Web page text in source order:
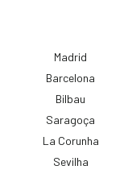
Madrid
Barcelona
Bilbau
Saragoça
La Corunha
Sevilha